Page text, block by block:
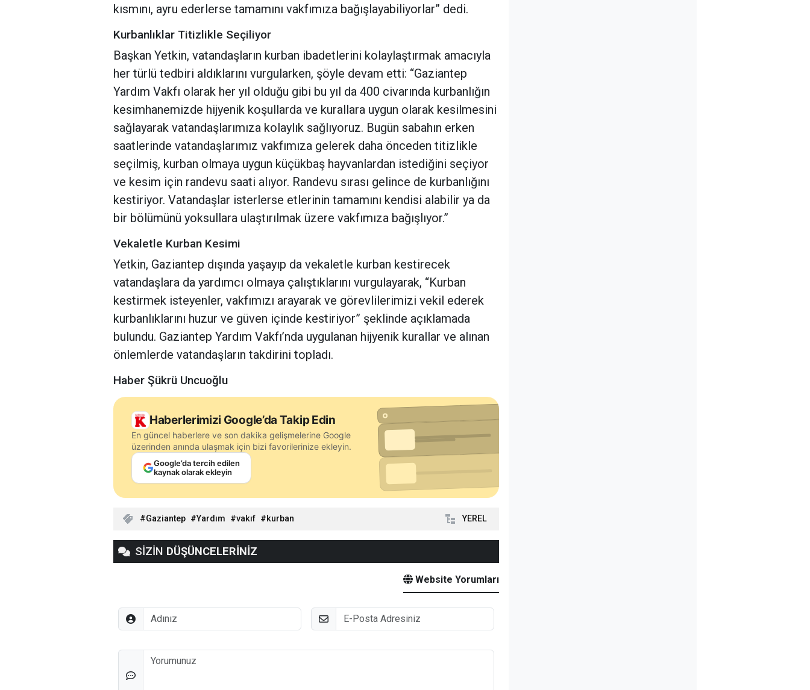
kısmını, ayru ederlerse tamamını vakfımıza bağışlayabiliyorlar” dedi.
Kurbanlıklar Titizlikle Seçiliyor
Başkan Yetkin, vatandaşların kurban ibadetlerini kolaylaştırmak amacıyla
her türlü tedbiri aldıklarını vurgularken, şöyle devam etti: “Gaziantep
Yardım Vakfı olarak her yıl olduğu gibi bu yıl da 400 civarında kurbanlığın
kesimhanemizde hijyenik koşullarda ve kurallara uygun olarak kesilmesini
sağlayarak vatandaşlarımıza kolaylık sağlıyoruz. Bugün sabahın erken
saatlerinde vatandaşlarımız vakfımıza gelerek daha önceden titizlikle
seçilmiş, kurban olmaya uygun küçükbaş hayvanlardan istediğini seçiyor
ve kesim için randevu saati alıyor. Randevu sırası gelince de kurbanlığını
kestiriyor. Vatandaşlar isterlerse etlerinin tamamını kendisi alabilir ya da
bir bölümünü yoksullara ulaştırılmak üzere vakfımıza bağışlıyor.”
Vekaletle Kurban Kesimi
Yetkin, Gaziantep dışında yaşayıp da vekaletle kurban kestirecek
vatandaşlara da yardımcı olmaya çalıştıklarını vurgulayarak, “Kurban
kestirmek isteyenler, vakfımızı arayarak ve görevlilerimizi vekil ederek
kurbanlıklarını huzur ve güven içinde kestiriyor” şeklinde açıklamada
bulundu. Gaziantep Yardım Vakfı’nda uygulanan hijyenik kurallar ve alınan
önlemlerde vatandaşların takdirini topladı.
Haber Şükrü Uncuoğlu
Haberlerimizi Google’da Takip Edin
En güncel haberlere ve son dakika gelişmelerine Google
üzerinden anında ulaşmak için bizi favorilerinize ekleyin.
Google’da tercih edilen
kaynak olarak ekleyin
Gaziantep Yardım vakıf kurban YEREL
SİZİN DÜŞÜNCELERİNİZ
Website Yorumları
Adınız E-Posta
Düşünceleriniz